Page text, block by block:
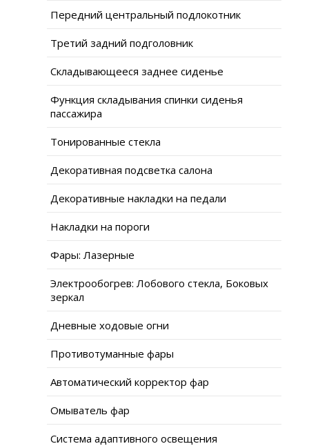
Передний центральный подлокотник
Третий задний подголовник
Складывающееся заднее сиденье
Функция складывания спинки сиденья
пассажира
Тонированные стекла
Декоративная подсветка салона
Декоративные накладки на педали
Накладки на пороги
Фары: Лазерные
Электрообогрев: Лобового стекла, Боковых
зеркал
Дневные ходовые огни
Противотуманные фары
Автоматический корректор фар
Омыватель фар
Система адаптивного освещения